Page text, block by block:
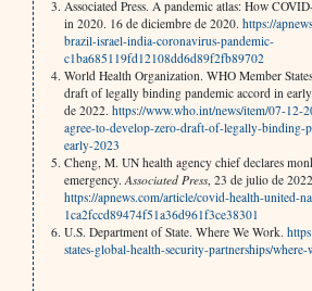
Associated Press. A pandemic atlas: How
in 2020. 16 de diciembre de 2020. https://
brazil-israel-india-coronavirus-pandemic-
c1ba685119fd12108dd6d89f2fb89702
World Health Organization. WHO Member
draft of legally binding pandemic accord in
de 2022. https://www.who.int/news/item/07-12-
agree-to-develop-zero-draft-of-legally-binding-
early-2023
Cheng, M. UN health agency chief declares
emergency. Associated Press, 23 de julio de
https://apnews.com/article/covid-health-united-
1ca2fccd89474f51a36d961f3ce38301
U.S. Department of State. Where We Work.
states-global-health-security-partnerships/